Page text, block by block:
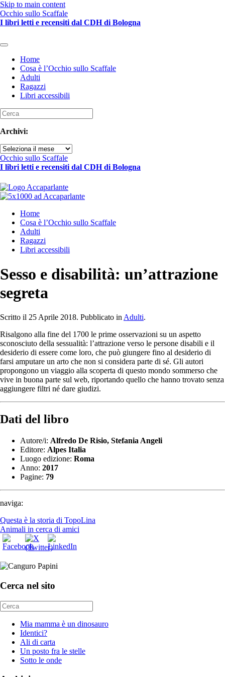
Skip to main content
Occhio sullo Scaffale
I libri letti e recensiti dal CDH di Bologna
Home
Cosa è l’Occhio sullo Scaffale
Adulti
Ragazzi
Libri accessibili
Archivi:
Archivi
Occhio sullo Scaffale
I libri letti e recensiti dal CDH di Bologna
Home
Cosa è l’Occhio sullo Scaffale
Adulti
Ragazzi
Libri accessibili
Sesso e disabilità: un’attrazione
segreta
Scritto il 25 Aprile 2018. Pubblicato inAdulti.
Risalgono alla fine del 1700 le prime osservazioni su un aspetto
sconosciuto della sessualità: l’attrazione verso le persone disabili e il
desiderio di essere come loro, che può giungere fino al desiderio di
farsi amputare un arto che non si considera parte di sé. Gli autori
propongono un viaggio alla scoperta di questo mondo sommerso che
vive in buona parte sul web, riportando quello che hanno trovato senza
aggiungere filtri né dare giudizi.
Dati del libro
Autore/i: Alfredo De Risio, Stefania Angeli
Editore: Alpes Italia
Luogo edizione: Roma
Anno: 2017
Pagine: 79
naviga:
Questa è la storia di TopoLina
Animali in cerca di amici
Cerca nel sito
Mia mamma è un dinosauro
Identici?
Ali di carta
Un posto fra le stelle
Sotto le onde